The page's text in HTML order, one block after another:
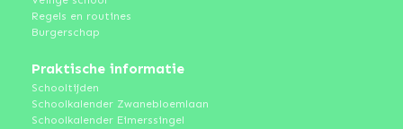
Regels en routines
Burgerschap
Praktische informatie
Schooltijden
Schoolkalender Zwanebloemlaan
Schoolkalender Eimerssingel